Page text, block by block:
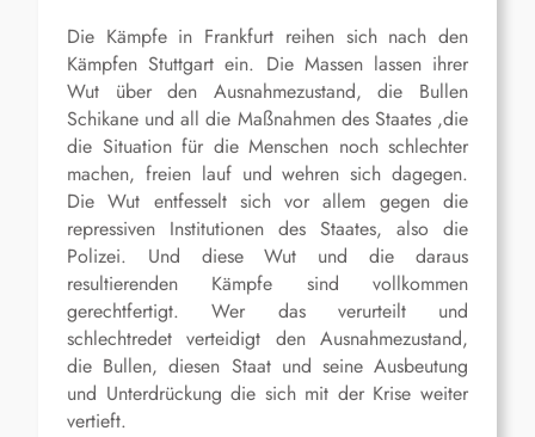
Die Kämpfe in Frankfurt reihen sich nach den
Kämpfen Stuttgart ein. Die Massen lassen ihrer
Wut über den Ausnahmezustand, die Bullen
Schikane und all die Maßnahmen des Staates ,die
die Situation für die Menschen noch schlechter
machen, freien lauf und wehren sich dagegen.
Die Wut entfesselt sich vor allem gegen die
repressiven Institutionen des Staates, also die
Polizei. Und diese Wut und die daraus
resultierenden Kämpfe sind vollkommen
gerechtfertigt. Wer das verurteilt und
schlechtredet verteidigt den Ausnahmezustand,
die Bullen, diesen Staat und seine Ausbeutung
und Unterdrückung die sich mit der Krise weiter
vertieft.